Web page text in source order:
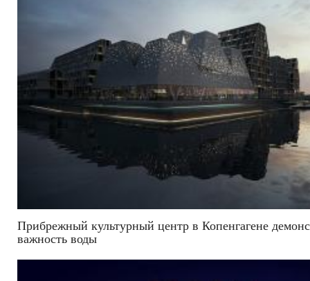
Прибрежный культурный центр в Копенгагене
важность воды